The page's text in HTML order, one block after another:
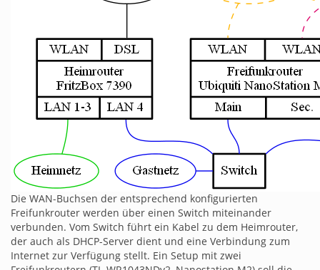
Die WAN-Buchsen der entsprechend konfigurierten
Freifunkrouter werden über einen Switch miteinander
verbunden. Vom Switch führt ein Kabel zu dem Heimrouter,
der auch als DHCP-Server dient und eine Verbindung zum
Internet zur Verfügung stellt. Ein Setup mit zwei